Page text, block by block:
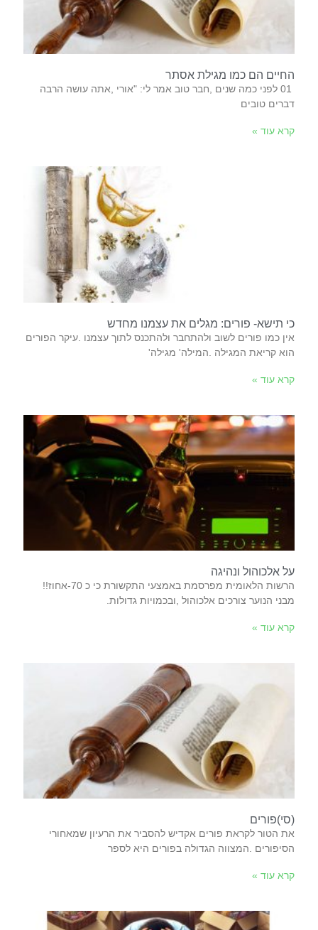
החיים הם כמו מגילת אסתר
‬דברים‭ ‬טובים‭
קרא עוד »
כי תישא- פורים: מגלים את עצמנו מחדש
‬הוא‭ ‬קריאת‭ ‬המגילה‭. ‬המילה‭ ‬‮'‬מגילה‮'‬‭
קרא עוד »
על אלכוהול ונהיגה
הרשות‭ ‬הלאומית‭ ‬מפרסמת‭ ‬באמצעי‭ ‬התקשורת‭ ‬כי‭ ‬כ‭-‬70‭ ‬אחוז‭ !!
‬מבני‭ ‬הנוער‭ ‬צורכים‭ ‬אלכוהול‭, ‬ובכמויות‭ ‬גדולות‭.
קרא עוד »
(סי)פורים
‬הסיפורים‭. ‬המצווה‭ ‬הגדולה‭ ‬בפורים‭ ‬היא‭ ‬לספר‭
קרא עוד »